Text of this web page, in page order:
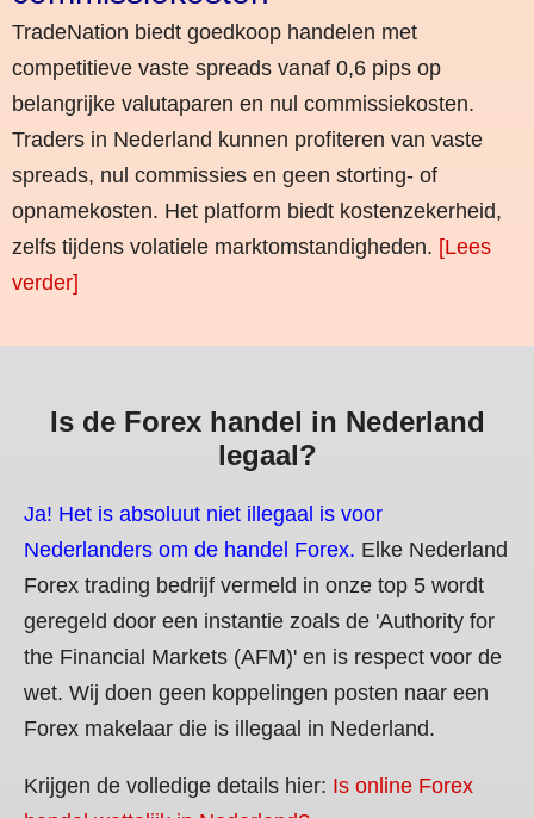
TradeNation biedt goedkoop handelen met
competitieve vaste spreads vanaf 0,6 pips op
belangrijke valutaparen en nul commissiekosten.
Traders in Nederland kunnen profiteren van vaste
spreads, nul commissies en geen storting- of
opnamekosten. Het platform biedt kostenzekerheid,
zelfs tijdens volatiele marktomstandigheden. [Lees
verder]
Is de Forex handel in Nederland
legaal?
Ja! Het is absoluut niet illegaal is voor
Nederlanders om de handel Forex. Elke Nederland
Forex trading bedrijf vermeld in onze top 5 wordt
geregeld door een instantie zoals de 'Authority for
the Financial Markets (AFM)' en is respect voor de
wet. Wij doen geen koppelingen posten naar een
Forex makelaar die is illegaal in Nederland.
Krijgen de volledige details hier: Is online Forex